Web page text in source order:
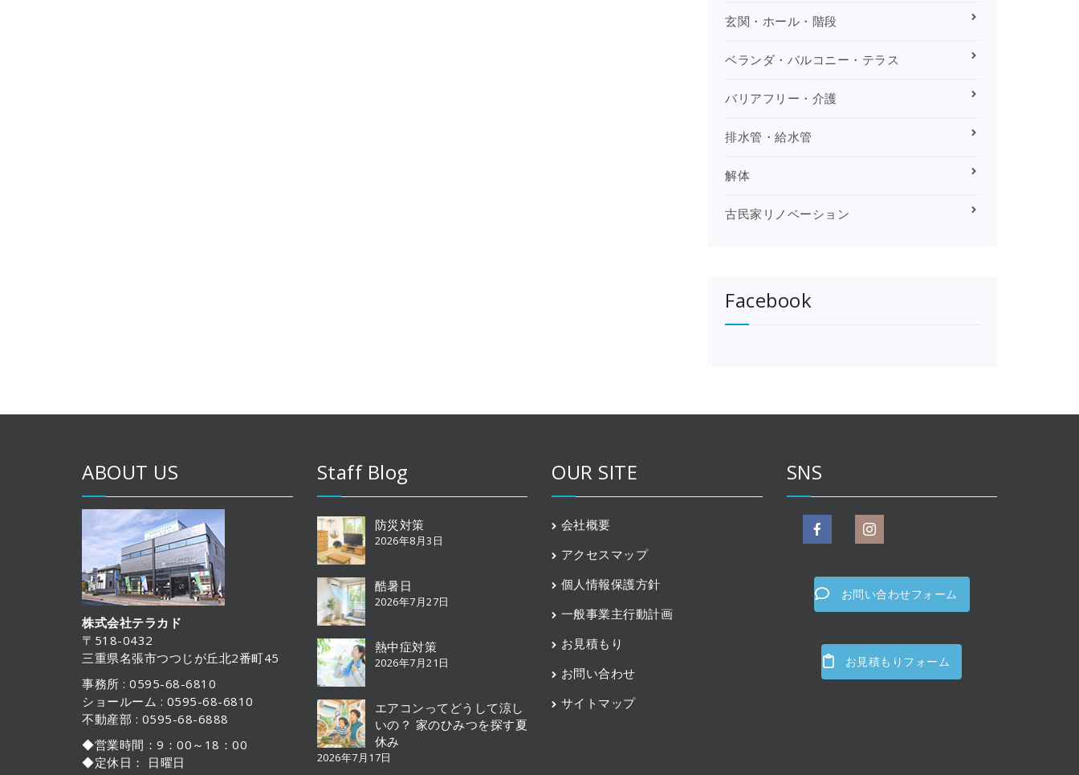
玄関・ホール・階段
ベランダ・バルコニー・テラス
バリアフリー・介護
排水管・給水管
解体
古民家リノベーション
Facebook
ABOUT US
株式会社テラカド
〒518-0432
三重県名張市つつじが丘北2番町45
事務所 : 0595-68-6810
ショールーム : 0595-68-6810
不動産部 : 0595-68-6888
◆営業時間：9：00～18：00
◆定休日： 日曜日
Staff Blog
防災対策
2026年8月3日
酷暑日
2026年7月27日
熱中症対策
2026年7月21日
エアコンってどうして涼し
いの？ 家のひみつを探す夏
休み
2026年7月17日
OUR SITE
会社概要
アクセスマップ
個人情報保護方針
一般事業主行動計画
お見積もり
お問い合わせ
サイトマップ
SNS
お問い合わせフォーム
お見積もりフォーム